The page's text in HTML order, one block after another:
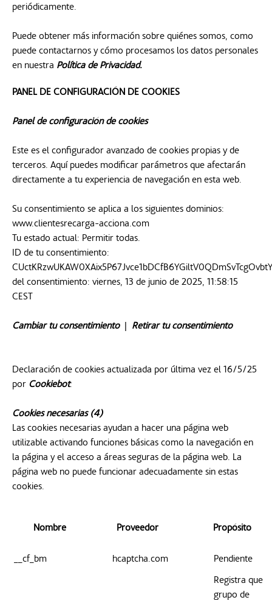
periódicamente.
Puede obtener más información sobre quiénes somos, como
puede contactarnos y cómo procesamos los datos personales
en nuestra Política de Privacidadse abre en una pestaña nueva
.
PANEL DE CONFIGURACIÓN DE COOKIES
Panel de configuración de cookies
Este es el configurador avanzado de cookies propias y de
terceros. Aquí puedes modificar parámetros que afectarán
directamente a tu experiencia de navegación en esta web.
Su consentimiento se aplica a los siguientes dominios:
www.clientesrecarga-acciona.com
Tu estado actual: Permitir todas.
ID de tu consentimiento:
del consentimiento: viernes, 13 de junio de 2025, 11:58:15
CEST
Cambiar tu consentimientose abre en una pestaña nueva
| Retirar tu consentimientose abre
Declaración de cookies actualizada por última vez el 16/5/25
por Cookiebotse abre en una pestaña nueva
:
Cookies necesarias (4)
Las cookies necesarias ayudan a hacer una página web
utilizable activando funciones básicas como la navegación en
la página y el acceso a áreas seguras de la página web. La
página web no puede funcionar adecuadamente sin estas
cookies.
Nombre Proveedor Propósito
__cf_bm hcaptcha.com Pendiente
Registra que
grupo de